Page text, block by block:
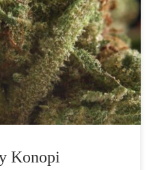
odmiana popularna na
do 23 procent THC,
zadowolone doświadczenie.
dominuje indica
Seeds. Jest to skrzyżowanie
i często zawiera […]
Konopi